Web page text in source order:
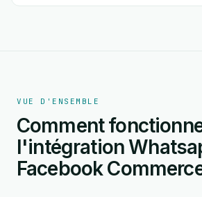
VUE D'ENSEMBLE
Comment
l'intégration
Facebook